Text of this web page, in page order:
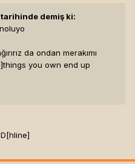
demiş ki:
da ondan merakımı
things you own end up